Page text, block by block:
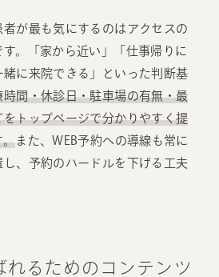
が最も気にするのはアクセスの
。「家から近い」「仕事帰りに
に来院できる」といった判断基
時間・休診日・駐車場の有無・最
トップページで分かりやすく提
。 また、WEB予約への導線も常に
、予約のハードルを下げる工夫
れるためのコンテンツ